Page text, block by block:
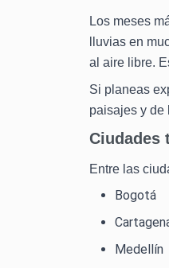
Los meses
lluvias en
al aire libre.
Si planeas
paisajes y de
Ciudades
Entre las
Bogotá
Medellín